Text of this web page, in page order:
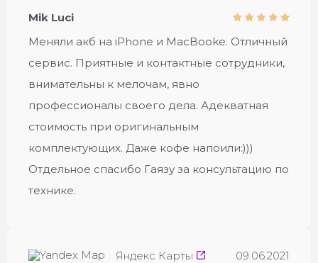
Mik Luci
Меняли акб на iPhone и MacBookе. Отличный
сервис. Приятные и контактные сотрудники,
внимательны к мелочам, явно
профессионалы своего дела. Адекватная
стоимость при оригинальным
комплектующих. Даже кофе напоили:)))
Отдельное спасибо Гаязу за консультацию по
технике.
Яндекс Карты 09.06.2021